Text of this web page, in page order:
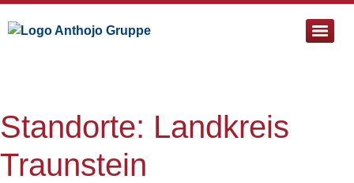
Standorte: Landkreis
Traunstein